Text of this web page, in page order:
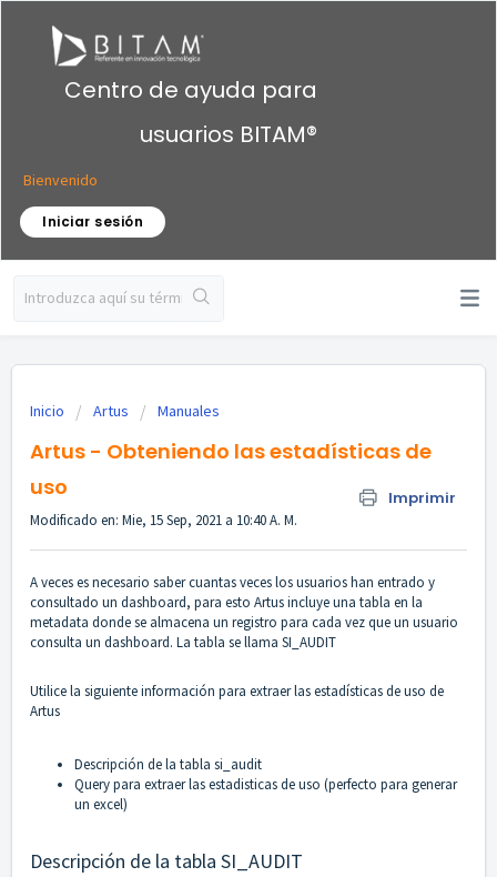
Centro de ayuda para
usuarios BITAM®
Bienvenido
Iniciar sesión
Inicio Artus Manuales
Artus - Obteniendo las estadísticas de
uso
Imprimir
Modificado en: Mie, 15 Sep, 2021 a 10:40 A. M.
A veces es necesario saber cuantas veces los usuarios han entrado y
consultado un dashboard, para esto Artus incluye una tabla en la
metadata donde se almacena un registro para cada vez que un usuario
consulta un dashboard. La tabla se llama SI_AUDIT
Utilice la siguiente información para extraer las estadísticas de uso de
Artus
Descripción de la tabla si_audit
Query para extraer las estadisticas de uso (perfecto para generar
un excel)
Descripción de la tabla SI_AUDIT